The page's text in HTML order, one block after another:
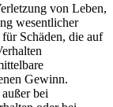
von Leben,
wesentlicher
Schäden, die auf
Gewinn.
bei